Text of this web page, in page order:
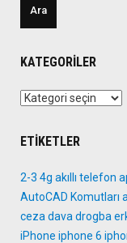
KATEGORILER
Kategoriler
ETIKETLER
2-3 4g akıllı telefon
AutoCAD Komutları
ceza dava drogba
iPhone iphone 6